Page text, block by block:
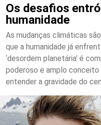
Os desafios
humanidade
As mudanças climáticas
que a humanidade já
‘desordem planetária’ é
poderoso e amplo conceito
entender a gravidade do